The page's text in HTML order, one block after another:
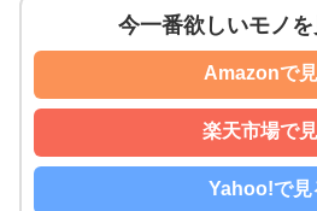
今一番欲しいモノを
Amazonで
楽天市場で
Yahoo!で見